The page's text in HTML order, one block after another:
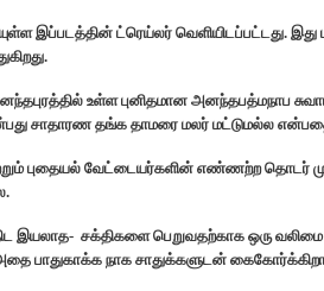
இப்படத்தின் ட்ரெய்லர் வெளியிடப்பட்டது.
உள்ள புனிதமான அனந்தபத்மநாப சுவாமி
சாதாரண தங்க தாமரை மலர் மட்டுமல்ல என்பதை
புதையல் வேட்டையர்களின் எண்ணற்ற தொடர்
இயலாத- சக்திகளை பெறுவதற்காக ஒரு
பாதுகாக்க நாக சாதுக்களுடன்